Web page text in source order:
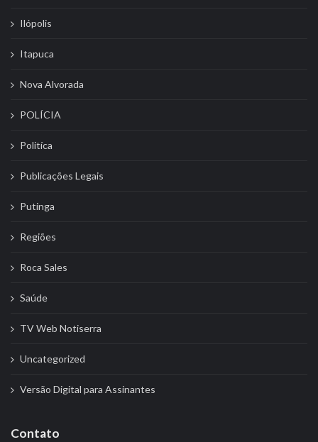
Ilópolis
Itapuca
Nova Alvorada
POLÍCIA
Politíca
Publicações Legais
Putinga
Regiões
Roca Sales
Saúde
TV Web Notiserra
Uncategorized
Versão Digital para Assinantes
Contato